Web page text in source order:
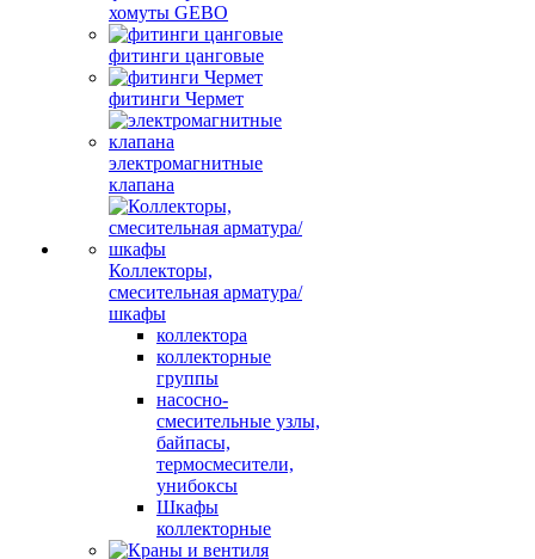
хомуты GEBO
фитинги цанговые
фитинги Чермет
электромагнитные
клапана
Коллекторы,
смесительная арматура/
шкафы
коллектора
коллекторные
группы
насосно-
смесительные узлы,
байпасы,
термосмесители,
унибоксы
Шкафы
коллекторные